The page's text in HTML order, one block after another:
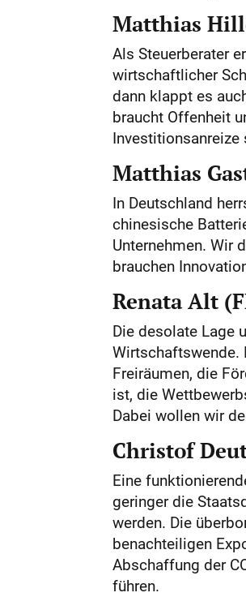
Matthias
Als Steuerberater
wirtschaftlicher
dann klappt es
braucht Offenheit
Matthias
In Deutschland
chinesische
Unternehmen. Wir
brauchen
Renata Alt
Die desolate Lage
Wirtschaftswende.
Freiräumen, die
ist, die
Dabei wollen wir
Christof
Eine
geringer die
werden. Die
benachteiligen
Abschaffung der
führen.